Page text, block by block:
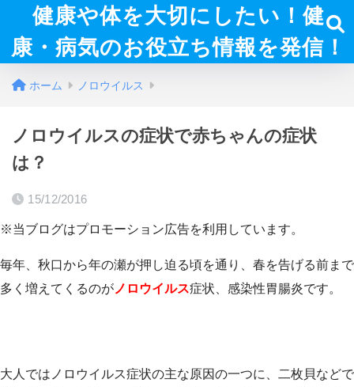
健康や体を大切にしたい！健
康・病気のお役立ち情報を発信！
ホーム ノロウイルス
ノロウイルスの症状で赤ちゃんの症状
は？
15/12/2016
※当ブログはプロモーション広告を利用しています。
毎年、秋口から年の瀬が押し迫る頃を通り、春を告げる前まで
多く増えてくるのが ノロウイルス症状、感染性胃腸炎です。
大人ではノロウイルス症状の主な原因の一つに、二枚貝などで